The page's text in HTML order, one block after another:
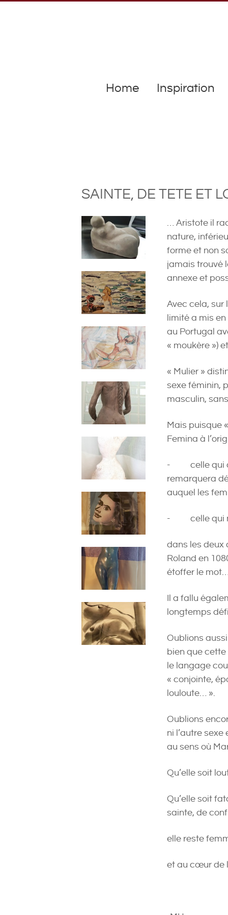
Home Inspiration
SAINTE, DE TETE ET
… Aristote il
nature,
forme et non
jamais trouvé
annexe et
Avec cela, sur
limité a mis
au Portugal
« moukère »)
« Mulier »
sexe féminin,
masculin,
Mais puisque
Femina à
- celle qui
remarquera
auquel les
- celle qui
dans les deux
Roland en
étoffer le
Il a fallu
longtemps
Oublions
bien que
le langage
« conjointe,
louloute… ».
Oublions
ni l’autre
au sens où
Qu’elle soit
Qu’elle soit
sainte, de
elle reste
et au cœur de